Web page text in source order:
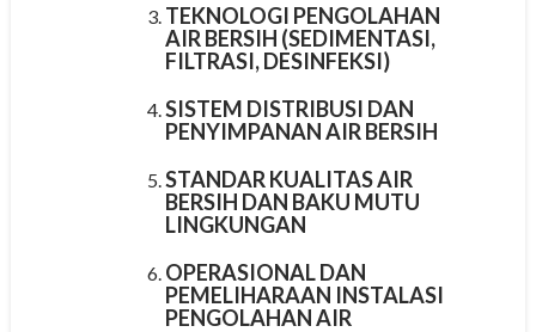
TEKNOLOGI PENGOLAHAN
AIR BERSIH (SEDIMENTASI,
FILTRASI, DESINFEKSI)
SISTEM DISTRIBUSI DAN
PENYIMPANAN AIR BERSIH
STANDAR KUALITAS AIR
BERSIH DAN BAKU MUTU
LINGKUNGAN
OPERASIONAL DAN
PEMELIHARAAN INSTALASI
PENGOLAHAN AIR